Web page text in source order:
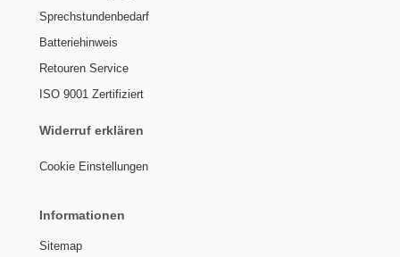
Sprechstundenbedarf
Batteriehinweis
Retouren Service
ISO 9001 Zertifiziert
Widerruf erklären
Cookie Einstellungen
Informationen
Sitemap